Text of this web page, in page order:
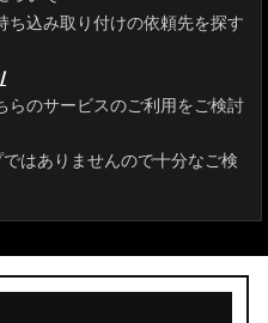
ち込み取り付けの依頼先を探す
らのサービスのご利用をご検討
はありませんので十分なご検